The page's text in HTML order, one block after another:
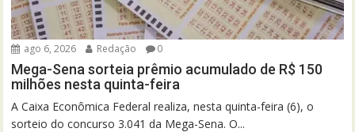
ago 6, 2026 Redação 0
Mega-Sena sorteia prêmio acumulado de R$ 150
milhões nesta quinta-feira
A Caixa Econômica Federal realiza, nesta quinta-feira (6), o
sorteio do concurso 3.041 da Mega-Sena. O...